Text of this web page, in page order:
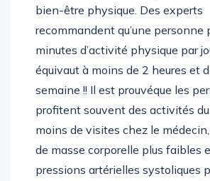
bien-être physique. Des experts
recommandent qu’une personne
minutes d’activité physique par
équivaut à moins de 2 heures et
semaine !! Il est prouvéque les
profitent souvent des activités
moins de visites chez le
de masse corporelle plus faibles
pressions artérielles systoliques